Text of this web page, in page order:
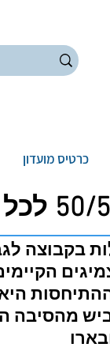
כרטיס מועדון
בקבוצה
50 וצמיגי 70/30